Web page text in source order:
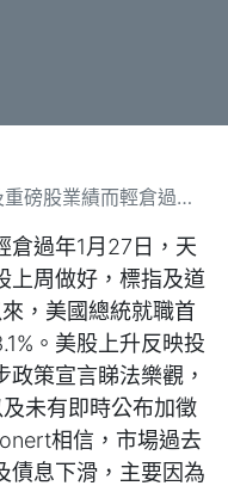
業績而輕倉過年(270125)
倉過年1月27日，天
上周做好，標指及道
，美國總統就職首
。美股上升反映投
策宣言睇法樂觀，
未有即時公布加徵
相信，市場過去
債息下滑，主要因為